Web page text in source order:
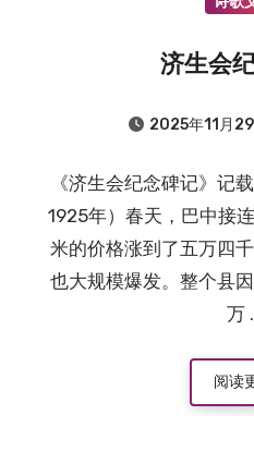
济生会
2025年11月
《济生会纪念碑记》记
1925年）春天，巴中接
米的价格涨到了五万四
也大规模爆发。整个县
万
阅读